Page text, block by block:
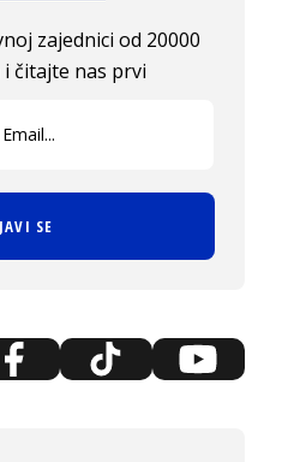
zajednici od 20000
čitajte nas prvi
SE